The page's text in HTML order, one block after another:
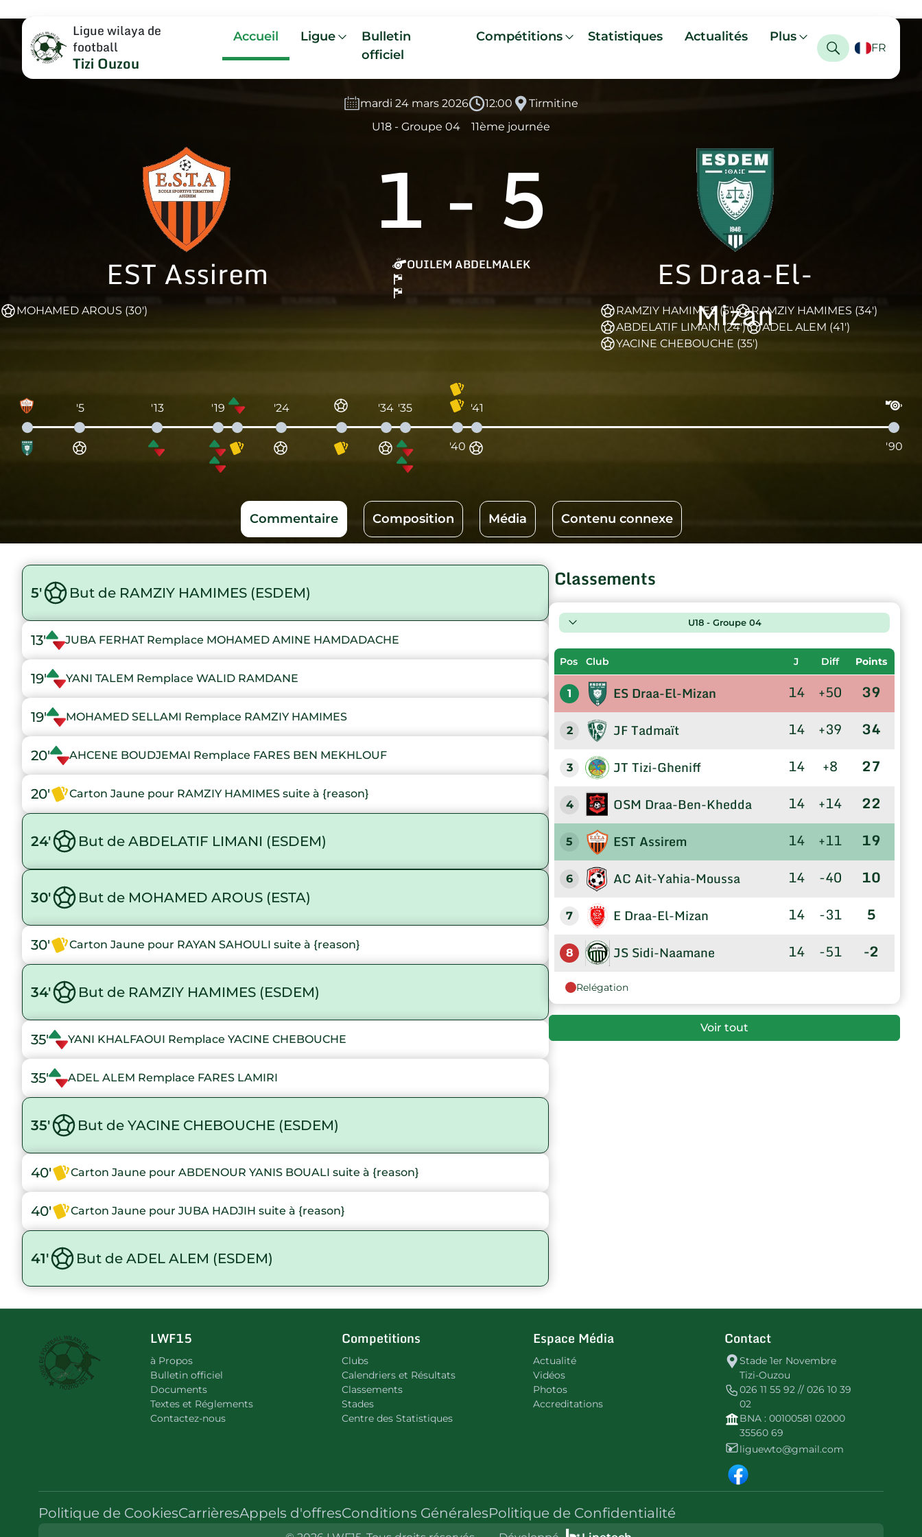
Ligue wilaya de
football
Tizi Ouzou
Accueil Ligue
Bulletin
officiel
Compétitions Statistiques Actualités Plus
FR
mardi 24 mars 2026 12:00
Tirmitine
U18 - Groupe 04
11ème journée
EST Assirem
1 - 5
OUILEM ABDELMALEK
ES Draa-El-
Mizan
MOHAMED AROUS (30') RAMZIY HAMIMES (5')
RAMZIY HAMIMES (34')
ABDELATIF LIMANI (24')
ADEL ALEM (41')
YACINE CHEBOUCHE (35')
'5 '13 '19 '24 '34 '35
'40
'41
'90
Commentaire Composition Média Contenu connexe
5' But de RAMZIY HAMIMES (ESDEM)
13' JUBA FERHAT Remplace MOHAMED AMINE HAMDADACHE
19' YANI TALEM Remplace WALID RAMDANE
19' MOHAMED SELLAMI Remplace RAMZIY HAMIMES
20' AHCENE BOUDJEMAI Remplace FARES BEN MEKHLOUF
20' Carton Jaune pour RAMZIY HAMIMES suite à {reason}
24' But de ABDELATIF LIMANI (ESDEM)
30' But de MOHAMED AROUS (ESTA)
30' Carton Jaune pour RAYAN SAHOULI suite à {reason}
34' But de RAMZIY HAMIMES (ESDEM)
35' YANI KHALFAOUI Remplace YACINE CHEBOUCHE
35' ADEL ALEM Remplace FARES LAMIRI
35' But de YACINE CHEBOUCHE (ESDEM)
40' Carton Jaune pour ABDENOUR YANIS BOUALI suite à {reason}
40' Carton Jaune pour JUBA HADJIH suite à {reason}
41' But de ADEL ALEM (ESDEM)
Classements
U18 - Groupe 04
Pos Club J Diff Points
1 ES Draa-El-Mizan 14 +50 39
2 JF Tadmaït 14 +39 34
3 JT Tizi-Gheniff 14 +8 27
4 OSM Draa-Ben-Khedda 14 +14 22
5 EST Assirem 14 +11 19
6 AC Ait-Yahia-Moussa 14 -40 10
7 E Draa-El-Mizan 14 -31 5
8 JS Sidi-Naamane 14 -51 -2
Relégation
Voir tout
LWF15
à Propos
Bulletin officiel
Documents
Textes et Réglements
Contactez-nous
Competitions
Clubs
Calendriers et Résultats
Classements
Stades
Centre des Statistiques
Espace Média
Actualité
Vidéos
Photos
Accreditations
Contact
Stade 1er Novembre
Tizi-Ouzou
026 11 55 92 // 026 10 39
02
BNA : 00100581 02000
35560 69
liguewto@gmail.com
Politique de CookiesCarrièresAppels d'offresConditions GénéralesPolitique de Confidentialité